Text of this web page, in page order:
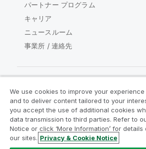
パートナー プログラム
キャリア
ニュースルーム
事業所 / 連絡先
Qlik コミュニティ
法的契約 製品規約
Legal Policies
リーガルポリシー
利用規約
We use cookies to improve your
and to deliver content tailored to your
you accept the use of additional cookies
data transmission to third parties. Refer to
Notice or click ‘More Information’ for
our sites. Privacy & Cookie Notice